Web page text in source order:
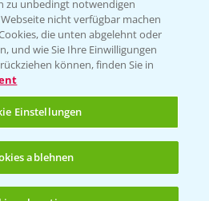
Sie uns
zu unbedingt notwendigen
nicht verfügbar machen
die unten abgelehnt oder
und wie Sie Ihre Einwilligungen
können, finden Sie in
Einstellungen
ablehnen